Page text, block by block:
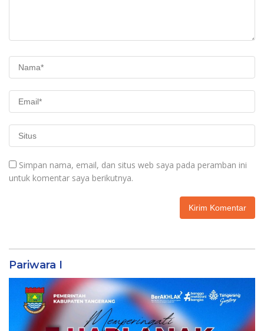
Simpan nama, email, dan situs web saya pada peramban ini
untuk komentar saya berikutnya.
Pariwara I